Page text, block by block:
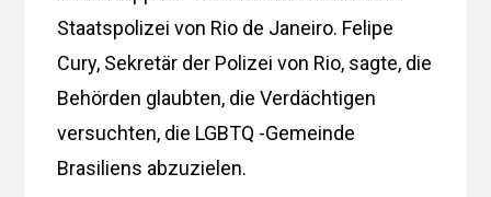
Staatspolizei von Rio de Janeiro. Felipe
Cury, Sekretär der Polizei von Rio, sagte, die
Behörden glaubten, die Verdächtigen
versuchten, die LGBTQ -Gemeinde
Brasiliens abzuzielen.